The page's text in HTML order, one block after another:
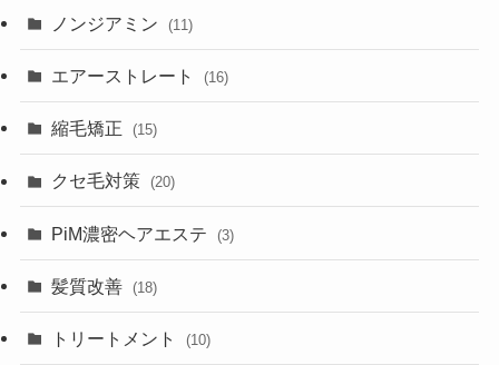
ノンジアミン (11)
エアーストレート (16)
縮毛矯正 (15)
クセ毛対策 (20)
PiM濃密ヘアエステ (3)
髪質改善 (18)
トリートメント (10)